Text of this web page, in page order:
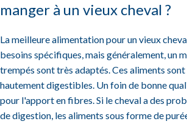
manger à un vieux cheval ?
La meilleure alimentation pour un vieux
besoins spécifiques, mais généralement, un
trempés sont très adaptés. Ces aliments
hautement digestibles. Un foin de bonne
pour l'apport en fibres. Si le cheval a des
de digestion, les aliments sous forme de